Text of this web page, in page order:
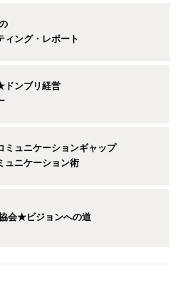
ィング・レポート
ドンブリ経営
ミュニケーションギャップ
ュニケーション術
会★ビジョンへの道